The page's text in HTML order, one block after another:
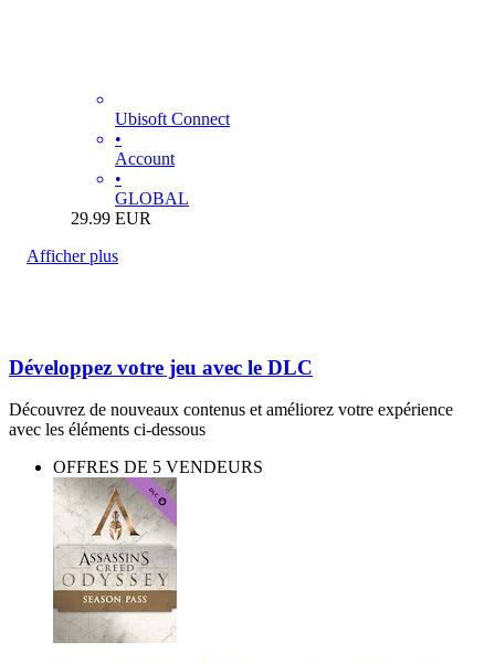
Ubisoft Connect
•
Account
•
GLOBAL
29.99 EUR
Afficher plus
Développez votre jeu avec le DLC
Découvrez de nouveaux contenus et améliorez votre expérience
avec les éléments ci-dessous
OFFRES DE 5 VENDEURS